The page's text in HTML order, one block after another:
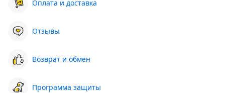
Оплата и доставка
Отзывы
Возврат и обмен
Программа защиты